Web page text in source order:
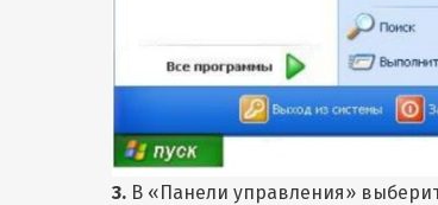
3. В «Панели управления»